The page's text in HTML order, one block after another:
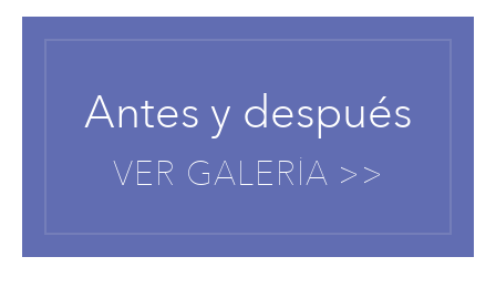
Antes y después
VER GALERÍA >>